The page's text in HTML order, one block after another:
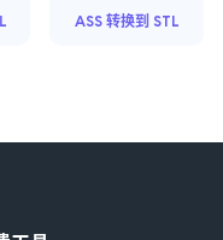
ASS 转换到 STL